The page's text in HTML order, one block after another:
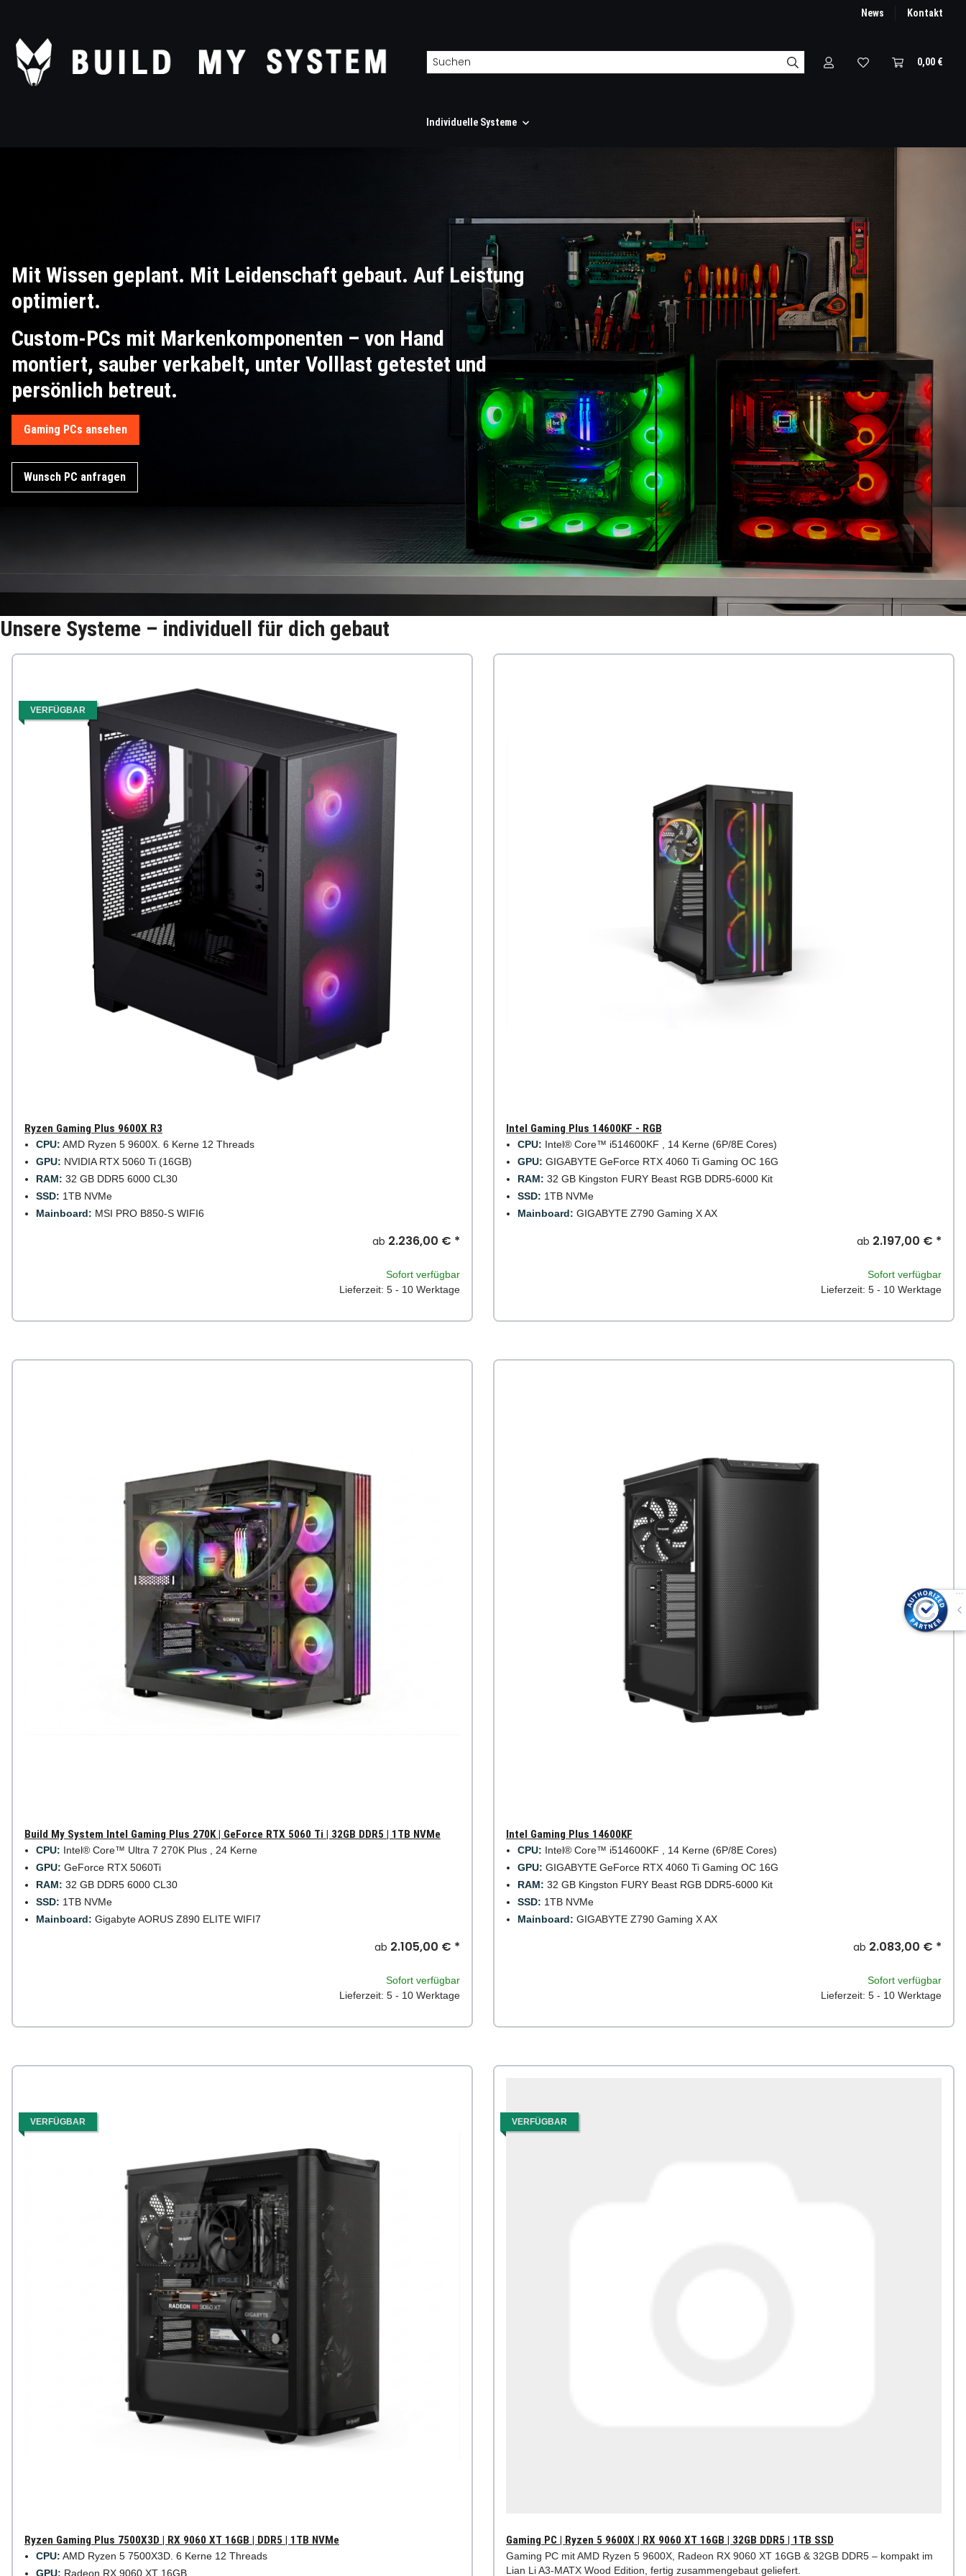
News Kontakt
0,00 €
Individuelle Systeme
Mit Wissen geplant. Mit Leidenschaft gebaut. Auf Leistung
optimiert.
Custom-PCs mit Markenkomponenten – von Hand
montiert, sauber verkabelt, unter Volllast getestet und
persönlich betreut.
Gaming PCs ansehen
Wunsch PC anfragen
Unsere Systeme – individuell für dich gebaut
VERFÜGBAR
Ryzen Gaming Plus 9600X R3
CPU: AMD Ryzen 5 9600X. 6 Kerne 12 Threads
GPU: NVIDIA RTX 5060 Ti (16GB)
RAM: 32 GB DDR5 6000 CL30
SSD: 1TB NVMe
Mainboard: MSI PRO B850-S WIFI6
ab 2.236,00 € *
Sofort verfügbar
Lieferzeit: 5 - 10 Werktage
Intel Gaming Plus 14600KF - RGB
CPU: Intel® Core™ i514600KF , 14 Kerne (6P/8E Cores)
GPU: GIGABYTE GeForce RTX 4060 Ti Gaming OC 16G
RAM: 32 GB Kingston FURY Beast RGB DDR5-6000 Kit
SSD: 1TB NVMe
Mainboard: GIGABYTE Z790 Gaming X AX
ab 2.197,00 € *
Sofort verfügbar
Lieferzeit: 5 - 10 Werktage
Build My System Intel Gaming Plus 270K | GeForce RTX 5060 Ti | 32GB DDR5 | 1TB NVMe
CPU: Intel® Core™ Ultra 7 270K Plus , 24 Kerne
GPU: GeForce RTX 5060Ti
RAM: 32 GB DDR5 6000 CL30
SSD: 1TB NVMe
Mainboard: Gigabyte AORUS Z890 ELITE WIFI7
ab 2.105,00 € *
Sofort verfügbar
Lieferzeit: 5 - 10 Werktage
Intel Gaming Plus 14600KF
CPU: Intel® Core™ i514600KF , 14 Kerne (6P/8E Cores)
GPU: GIGABYTE GeForce RTX 4060 Ti Gaming OC 16G
RAM: 32 GB Kingston FURY Beast RGB DDR5-6000 Kit
SSD: 1TB NVMe
Mainboard: GIGABYTE Z790 Gaming X AX
ab 2.083,00 € *
Sofort verfügbar
Lieferzeit: 5 - 10 Werktage
VERFÜGBAR
Ryzen Gaming Plus 7500X3D | RX 9060 XT 16GB | DDR5 | 1TB NVMe
CPU: AMD Ryzen 5 7500X3D. 6 Kerne 12 Threads
GPU: Radeon RX 9060 XT 16GB
VERFÜGBAR
Gaming PC | Ryzen 5 9600X | RX 9060 XT 16GB | 32GB DDR5 | 1TB SSD
Gaming PC mit AMD Ryzen 5 9600X, Radeon RX 9060 XT 16GB & 32GB DDR5 – kompakt im
Lian Li A3-MATX Wood Edition, fertig zusammengebaut geliefert.